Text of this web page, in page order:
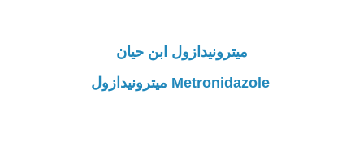
ميترونيدازول ابن حيان
Metronidazole ميترونيدازول